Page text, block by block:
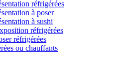
réfrigérées
à poser
à sushi
réfrigérées
réfrigérées
ou chauffants